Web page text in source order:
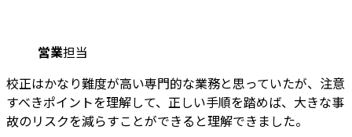
営業担当
校正はかなり難度が高い専門的な業務と思っていたが、注意
すべきポイントを理解して、正しい手順を踏めば、大きな事
故のリスクを減らすことができると理解できました。